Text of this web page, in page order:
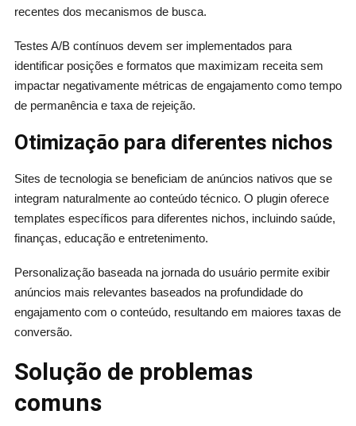
recentes dos mecanismos de busca.
Testes A/B contínuos devem ser implementados para
identificar posições e formatos que maximizam receita sem
impactar negativamente métricas de engajamento como tempo
de permanência e taxa de rejeição.
Otimização para diferentes nichos
Sites de tecnologia se beneficiam de anúncios nativos que se
integram naturalmente ao conteúdo técnico. O plugin oferece
templates específicos para diferentes nichos, incluindo saúde,
finanças, educação e entretenimento.
Personalização baseada na jornada do usuário permite exibir
anúncios mais relevantes baseados na profundidade do
engajamento com o conteúdo, resultando em maiores taxas de
conversão.
Solução de problemas
comuns